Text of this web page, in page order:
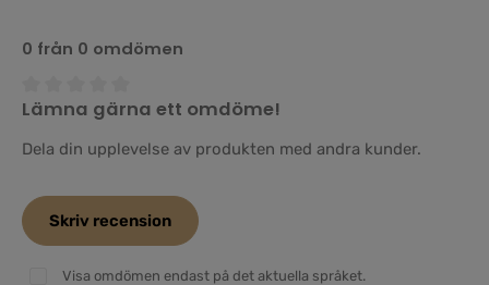
0 från 0 omdömen
Genomsnittligt betyg på 0 av 5 stjärnor
Lämna gärna ett omdöme!
Dela din upplevelse av produkten med andra kunder.
Skriv recension
Visa omdömen endast på det aktuella språket.